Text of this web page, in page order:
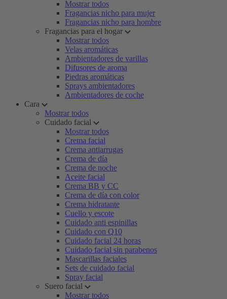
Mostrar todos
Fragancias nicho para mujer
Fragancias nicho para hombre
Fragancias para el hogar
Mostrar todos
Velas aromáticas
Ambientadores de varillas
Difusores de aroma
Piedras aromáticas
Sprays ambientadores
Ambientadores de coche
Cara
Mostrar todos
Cuidado facial
Mostrar todos
Crema facial
Crema antiarrugas
Crema de día
Crema de noche
Aceite facial
Crema BB y CC
Crema de día con color
Crema hidratante
Cuello y escote
Cuidado anti espinillas
Cuidado con Q10
Cuidado facial 24 horas
Cuidado facial sin parabenos
Mascarillas faciales
Sets de cuidado facial
Spray facial
Suero facial
Mostrar todos